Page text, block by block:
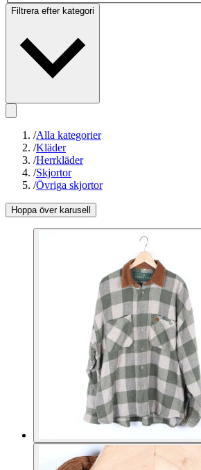
Filtrera efter kategori
/Alla kategorier
/Kläder
/Herrkläder
/Skjortor
/Övriga skjortor
Hoppa över karusell